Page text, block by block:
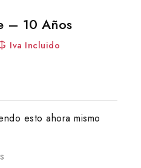
– 10 Años
Iva Incluido
esto ahora mismo